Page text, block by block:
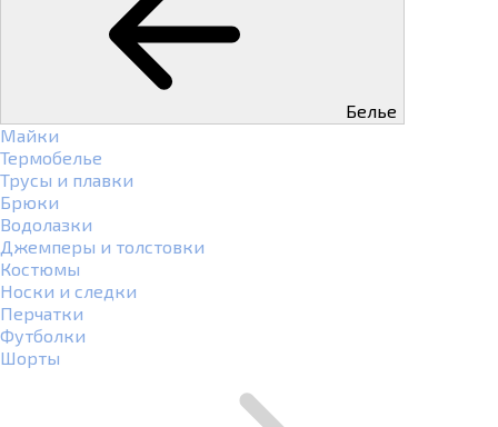
Белье
Майки
Термобелье
Трусы и плавки
Брюки
Водолазки
Джемперы и толстовки
Костюмы
Носки и следки
Перчатки
Футболки
Шорты